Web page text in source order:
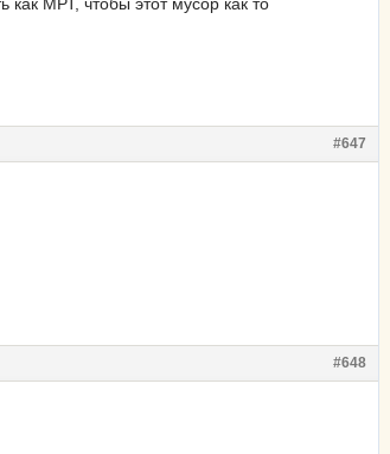
как МРТ, чтобы этот мусор как то
#647
#648